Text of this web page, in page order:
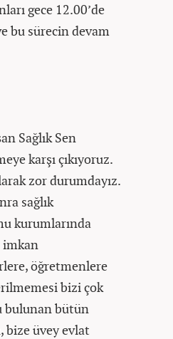
gece 12.00’de
bu sürecin devam
Sağlık Sen
karşı çıkıyoruz.
zor durumdayız.
sağlık
kurumlarında
imkan
öğretmenlere
bizi çok
bulunan bütün
bize üvey evlat